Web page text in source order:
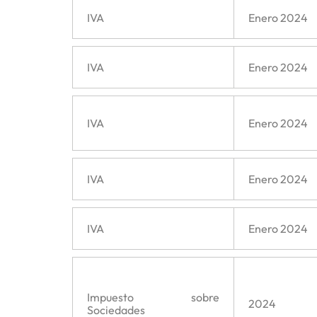
IVA Enero 2024
IVA Enero 2024
IVA Enero 2024
IVA Enero 2024
IVA Enero 2024
Impuesto sobre
Sociedades
2024